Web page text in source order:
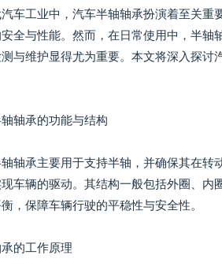
车工业中，汽车半轴轴承扮演着至关
全与性能。然而，在日常使用中，半
与维护显得尤为重要。本文将深入探讨
轴承的功能与结构
轴承主要用于支持半轴，并确保其在
车辆的驱动。其结构一般包括外圈、内
，保障车辆行驶的平稳性与安全性。
的工作原理